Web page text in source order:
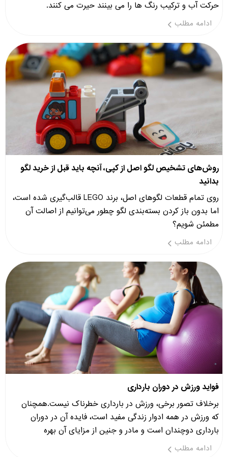
حرکت آب و ترکیب رنگ ها را می بینند حیرت می کنند.
ادامه مطلب
روش‌های تشخیص لگو اصل از کپی، آنچه باید قبل از خرید لگو
بدانید
روی تمام قطعات لگوهای اصل، برند LEGO قالب‌گیری شده است،
اما بدون باز کردن بسته‌بندی لگو چطور می‌توانیم از اصالت آن
مطمئن شویم؟
ادامه مطلب
فواید ورزش در دوران بارداری
برخلاف تصور برخی، ورزش در بارداری خطرناک نیست.همچنان
که ورزش در همه ادوار زندگی مفید است، فایده آن در دوران
بارداری دوچندان است و مادر و جنین از مزایای آن بهره
ادامه مطلب